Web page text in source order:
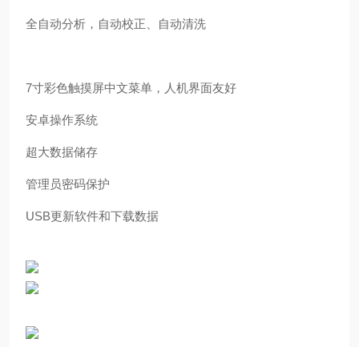
全自动分析，自动校正、自动清洗
7寸彩色触摸屏中文菜单，人机界面友好
安卓操作系统
超大数据储存
管理员密码保护
USB更新软件和下载数据